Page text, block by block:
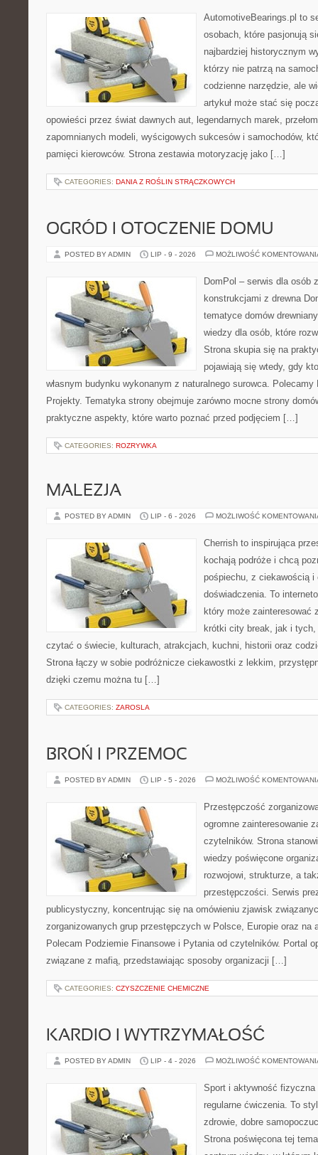
AutomotiveBearings.pl to
osobach, które pasjonują
najbardziej historycznym
którzy nie patrzą na
codzienne narzędzie, ale
artykuł może stać się
opowieści przez świat dawnych aut, legendarnych marek,
zapomnianych modeli, wyścigowych sukcesów i samochodów,
pamięci kierowców. Strona zestawia motoryzację jako […]
CATEGORIES: DANIA Z ROŚLIN STRĄCZKOWYCH
OGRÓD I OTOCZENIE DOMU
POSTED BY ADMIN LIP - 9 - 2026 MOŻLIWOŚĆ
DomPol – serwis dla osób
konstrukcjami z drewna
tematyce domów
wiedzy dla osób, które
Strona skupia się na
pojawiają się wtedy, gdy
własnym budynku wykonanym z naturalnego surowca.
Projekty. Tematyka strony obejmuje zarówno mocne strony
praktyczne aspekty, które warto poznać przed podjęciem […]
CATEGORIES: ROZRYWKA
MALEZJA
POSTED BY ADMIN LIP - 6 - 2026 MOŻLIWOŚĆ
Cherrish to inspirująca
kochają podróże i chcą
pośpiechu, z ciekawością i
doświadczenia. To
który może zainteresować
krótki city break, jak i
czytać o świecie, kulturach, atrakcjach, kuchni, historii oraz
Strona łączy w sobie podróżnicze ciekawostki z lekkim,
dzięki czemu można tu […]
CATEGORIES: ZAROSLA
BROŃ I PRZEMOC
POSTED BY ADMIN LIP - 5 - 2026 MOŻLIWOŚĆ
Przestępczość
ogromne zainteresowanie
czytelników. Strona
wiedzy poświęcone
rozwojowi, strukturze, a
przestępczości. Serwis
publicystyczny, koncentrując się na omówieniu zjawisk
zorganizowanych grup przestępczych w Polsce, Europie oraz na
Polecam Podziemie Finansowe i Pytania od czytelników. Portal
związane z mafią, przedstawiając sposoby organizacji […]
CATEGORIES: CZYSZCZENIE CHEMICZNE
KARDIO I WYTRZYMAŁOŚĆ
POSTED BY ADMIN LIP - 4 - 2026 MOŻLIWOŚĆ
Sport i aktywność
regularne ćwiczenia. To
zdrowie, dobre
Strona poświęcona tej